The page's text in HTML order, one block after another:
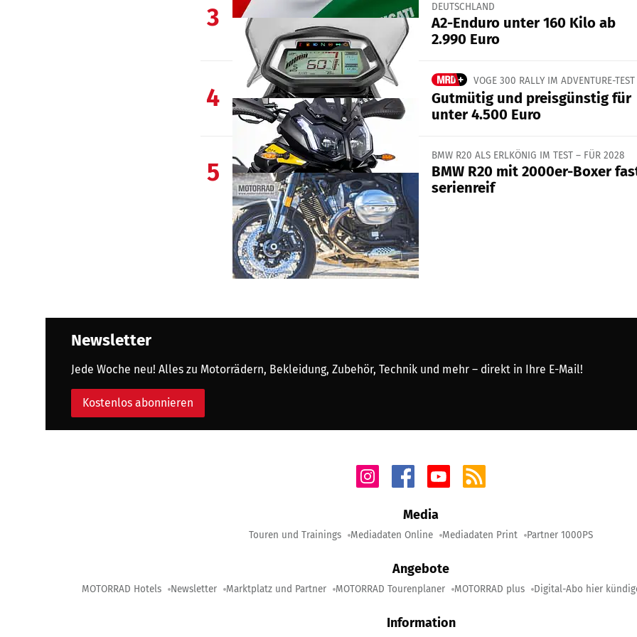
3
DEUTSCHLAND
A2-Enduro unter 160 Kilo ab
2.990 Euro
4
VOGE 300 RALLY IM ADVENTURE-TEST
Gutmütig und preisgünstig für
unter 4.500 Euro
5
BMW R20 ALS ERLKÖNIG IM TEST – FÜR 2028
BMW R20 mit 2000er-Boxer
serienreif
Newsletter
Jede Woche neu! Alles zu Motorrädern, Bekleidung, Zubehör, Technik und mehr – direkt in Ihre E-Mail!
Kostenlos abonnieren
Media
Touren und Trainings Mediadaten Online Mediadaten Print Partner 1000PS
Angebote
MOTORRAD Hotels Newsletter Marktplatz und Partner MOTORRAD Tourenplaner MOTORRAD plus Digital-Abo hier
Information